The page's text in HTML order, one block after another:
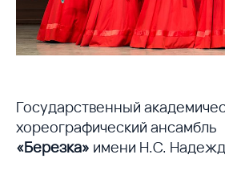
Государственный
хореографический ансамбль
«Березка» имени Н.С.